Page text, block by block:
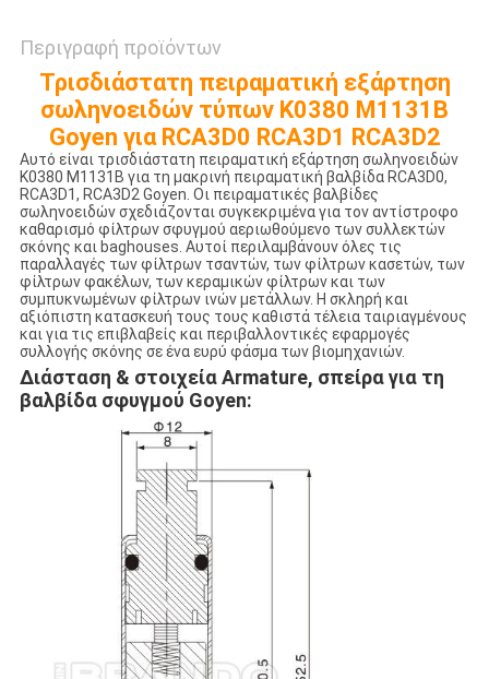
Περιγραφή προϊόντων
Τρισδιάστατη πειραματική εξάρτηση
σωληνοειδών τύπων K0380 M1131B
Goyen για RCA3D0 RCA3D1 RCA3D2
Αυτό είναι τρισδιάστατη πειραματική εξάρτηση σωληνοειδών
K0380 M1131B για τη μακρινή πειραματική βαλβίδα RCA3D0,
RCA3D1, RCA3D2 Goyen. Οι πειραματικές βαλβίδες
σωληνοειδών σχεδιάζονται συγκεκριμένα για τον αντίστροφο
καθαρισμό φίλτρων σφυγμού αεριωθούμενο των συλλεκτών
σκόνης και baghouses. Αυτοί περιλαμβάνουν όλες τις
παραλλαγές των φίλτρων τσαντών, των φίλτρων κασετών, των
φίλτρων φακέλων, των κεραμικών φίλτρων και των
συμπυκνωμένων φίλτρων ινών μετάλλων. Η σκληρή και
αξιόπιστη κατασκευή τους τους καθιστά τέλεια ταιριαγμένους
και για τις επιβλαβείς και περιβαλλοντικές εφαρμογές
συλλογής σκόνης σε ένα ευρύ φάσμα των βιομηχανιών.
Διάσταση & στοιχεία Armature, σπείρα για τη
βαλβίδα σφυγμού Goyen: